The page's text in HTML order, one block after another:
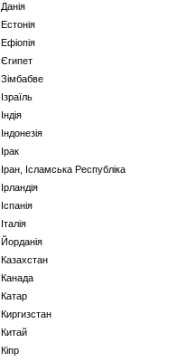
Данiя
Естонiя
Ефiопiя
Єгипет
Зiмбабве
Iзраїль
Iндiя
Iндонезiя
Ірак
Iран, Ісламська Республiка
Iрландiя
Iспанiя
Iталiя
Йорданія
Казахстан
Канада
Катар
Киргизстан
Китай
Кiпр